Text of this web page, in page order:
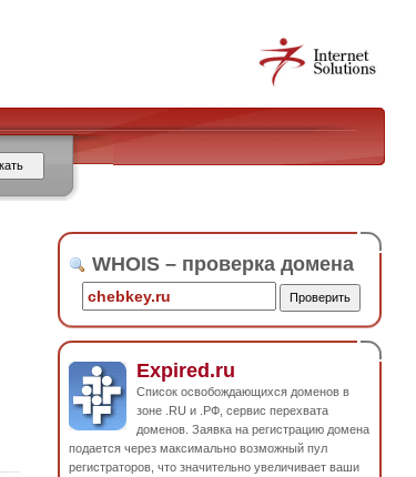
WHOIS – проверка домена
Expired.ru
Список освобождающихся доменов в
зоне .RU и .РФ, сервис перехвата
доменов. Заявка на регистрацию домена
подается через максимально возможный пул
регистраторов, что значительно увеличивает ваши